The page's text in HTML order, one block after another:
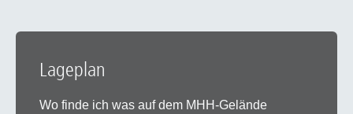
Lageplan
Wo finde ich was auf dem MHH-Gelände